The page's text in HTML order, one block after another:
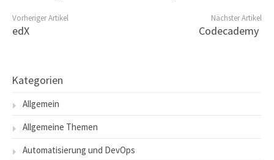
Vorheriger Artikel
edX
Nächster Artikel
Codecademy
Kategorien
Allgemein
Allgemeine Themen
Automatisierung und DevOps